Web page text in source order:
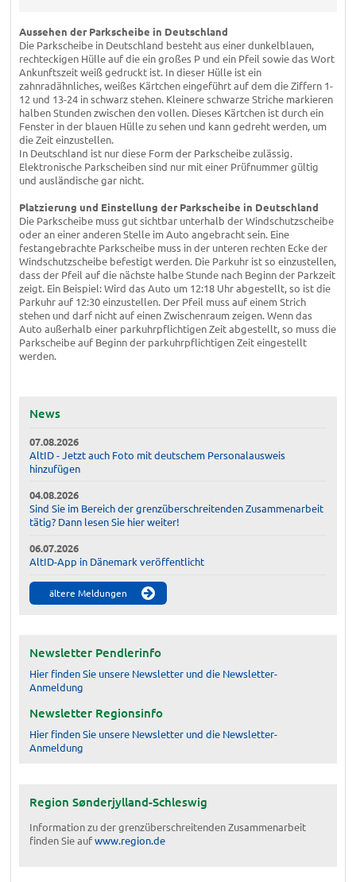
Aussehen der Parkscheibe in Deutschland
Die Parkscheibe in Deutschland besteht aus einer dunkelblauen,
rechteckigen Hülle auf die ein großes P und ein Pfeil sowie das Wort
Ankunftszeit weiß gedruckt ist. In dieser Hülle ist ein
zahnradähnliches, weißes Kärtchen eingeführt auf dem die Ziffern 1-
12 und 13-24 in schwarz stehen. Kleinere schwarze Striche markieren
halben Stunden zwischen den vollen. Dieses Kärtchen ist durch ein
Fenster in der blauen Hülle zu sehen und kann gedreht werden, um
die Zeit einzustellen.
In Deutschland ist nur diese Form der Parkscheibe zulässig.
Elektronische Parkscheiben sind nur mit einer Prüfnummer gültig
und ausländische gar nicht.
Platzierung und Einstellung der Parkscheibe in Deutschland
Die Parkscheibe muss gut sichtbar unterhalb der Windschutzscheibe
oder an einer anderen Stelle im Auto angebracht sein. Eine
festangebrachte Parkscheibe muss in der unteren rechten Ecke der
Windschutzscheibe befestigt werden. Die Parkuhr ist so einzustellen,
dass der Pfeil auf die nächste halbe Stunde nach Beginn der Parkzeit
zeigt. Ein Beispiel: Wird das Auto um 12:18 Uhr abgestellt, so ist die
Parkuhr auf 12:30 einzustellen. Der Pfeil muss auf einem Strich
stehen und darf nicht auf einen Zwischenraum zeigen. Wenn das
Auto außerhalb einer parkuhrpflichtigen Zeit abgestellt, so muss die
Parkscheibe auf Beginn der parkuhrpflichtigen Zeit eingestellt
werden.
News
07.08.2026
AltID - Jetzt auch Foto mit deutschem Personalausweis
hinzufügen
04.08.2026
Sind Sie im Bereich der grenzüberschreitenden Zusammenarbeit
tätig? Dann lesen Sie hier weiter!
06.07.2026
AltID-App in Dänemark veröffentlicht
ältere Meldungen
Newsletter Pendlerinfo
Hier finden Sie unsere Newsletter und die Newsletter-
Anmeldung
Newsletter Regionsinfo
Hier finden Sie unsere Newsletter und die Newsletter-
Anmeldung
Region Sønderjylland-Schleswig
Information zu der grenzüberschreitenden Zusammenarbeit
finden Sie aufwww.region.de